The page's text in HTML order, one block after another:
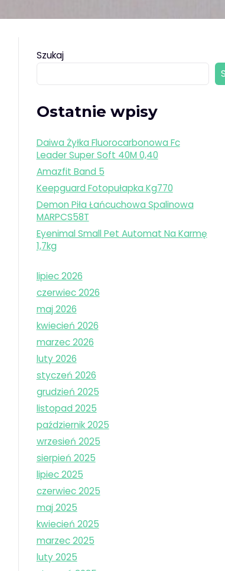
Szukaj
Ostatnie wpisy
Daiwa Żyłka Fluorocarbonowa Fc
Leader Super Soft 40M 0,40
Amazfit Band 5
Keepguard Fotopułapka Kg770
Demon Piła Łańcuchowa Spalinowa
MARPCS58T
Eyenimal Small Pet Automat Na Karmę
1,7kg
lipiec 2026
czerwiec 2026
maj 2026
kwiecień 2026
marzec 2026
luty 2026
styczeń 2026
grudzień 2025
listopad 2025
październik 2025
wrzesień 2025
sierpień 2025
lipiec 2025
czerwiec 2025
maj 2025
kwiecień 2025
marzec 2025
luty 2025